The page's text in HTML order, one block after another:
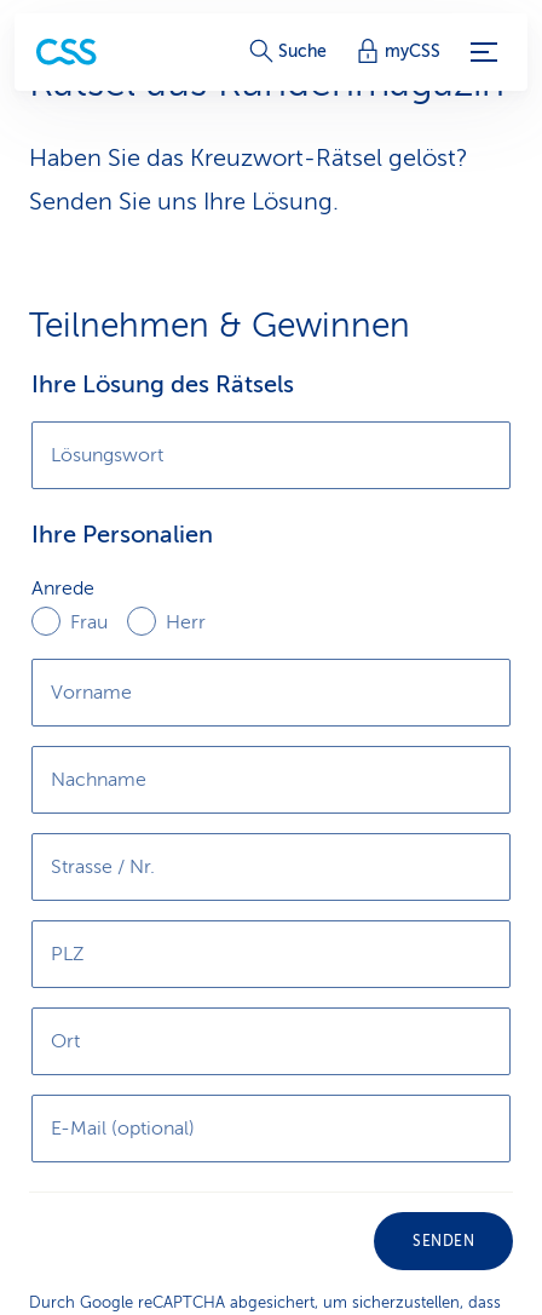
S
e
r
v
e
-
i
Suche myCSS
Rätsel aus Kundenmagazin
Haben Sie das Kreuzwort-Rätsel gelöst?
Senden Sie uns Ihre Lösung.
Teilnehmen & Gewinnen
Ihre Lösung des Rätsels
Lösungswort
Ihre Personalien
Anrede
Anrede
Frau
Herr
Vorname
Nachname
Strasse / Nr.
PLZ
Ort
E-Mail (optional)
SENDEN
Durch Google reCAPTCHA abgesichert, um sicherzustellen, dass